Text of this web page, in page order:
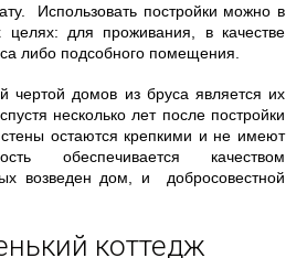
Использовать постройки можно в
целях: для проживания, в качестве
либо подсобного помещения.
чертой домов из бруса является их
несколько лет после постройки
остаются крепкими и не имеют
обеспечивается качеством
возведен дом, и добросовестной
коттедж